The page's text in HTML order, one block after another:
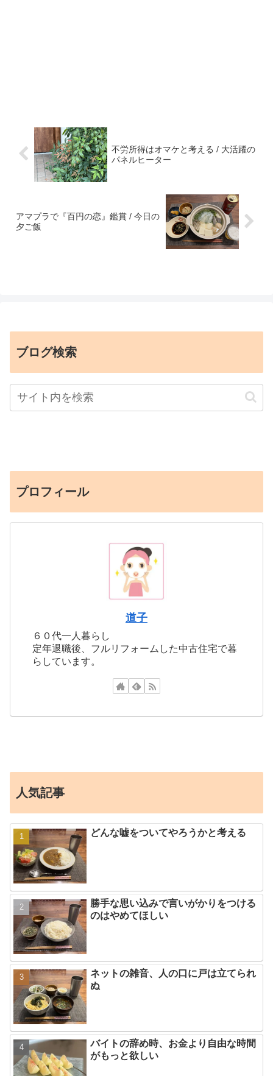
不労所得はオマケと考える / 大活躍の
パネルヒーター
アマプラで『百円の恋』鑑賞 / 今日の
夕ご飯
ブログ検索
プロフィール
道子
６０代一人暮らし
定年退職後、フルリフォームした中古住宅で暮
らしています。
人気記事
どんな嘘をついてやろうかと考える
勝手な思い込みで言いがかりをつける
のはやめてほしい
ネットの雑音、人の口に戸は立てられ
ぬ
バイトの辞め時、お金より自由な時間
がもっと欲しい